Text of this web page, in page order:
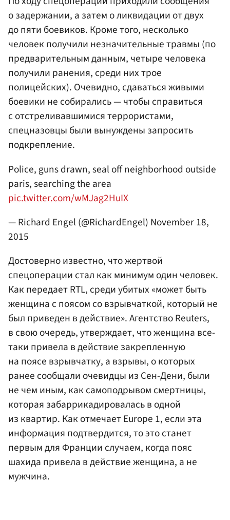
о задержании, а затем о ликвидации от двух
до пяти боевиков. Кроме того, несколько
человек получили незначительные травмы (по
предварительным данным, четыре человека
получили ранения, среди них трое
полицейских). Очевидно, сдаваться живыми
боевики не собирались — чтобы справиться
с отстреливавшимися террористами,
спецназовцы были вынуждены запросить
подкрепление.
Police, guns drawn, seal off neighborhood outside
paris, searching the area
pic.twitter.com/wMJag2HuIX
— Richard Engel (@RichardEngel) November 18,
2015
Достоверно известно, что жертвой
спецоперации стал как минимум один человек.
Как передает RTL, среди убитых «может быть
женщина с поясом со взрывчаткой, который не
был приведен в действие». Агентство Reuters,
в свою очередь, утверждает, что женщина все-
таки привела в действие закрепленную
на поясе взрывчатку, а взрывы, о которых
ранее сообщали очевидцы из Сен-Дени, были
не чем иным, как самоподрывом смертницы,
которая забаррикадировалась в одной
из квартир. Как отмечает Europe 1, если эта
информация подтвердится, то это станет
первым для Франции случаем, когда пояс
шахида привела в действие женщина, а не
мужчина.